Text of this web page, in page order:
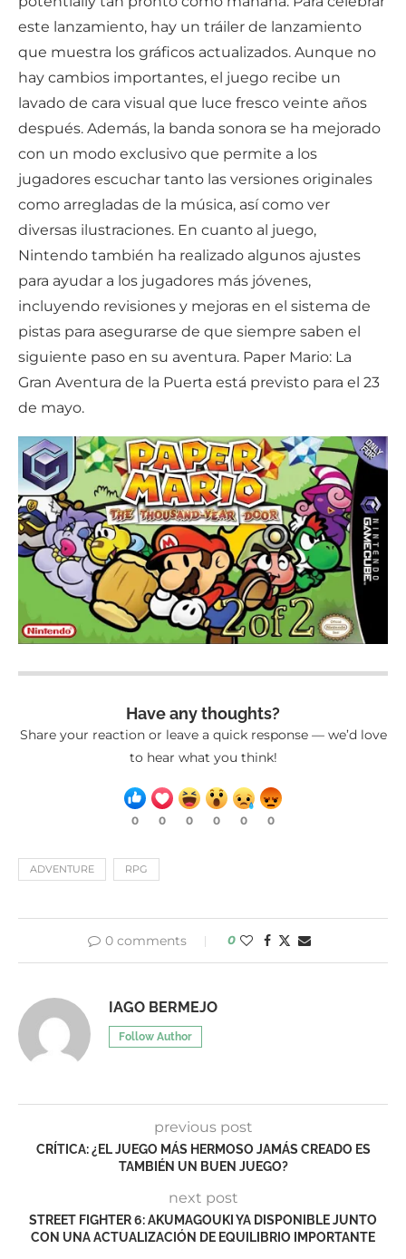
este lanzamiento, hay un tráiler de lanzamiento
que muestra los gráficos actualizados. Aunque no
hay cambios importantes, el juego recibe un
lavado de cara visual que luce fresco veinte años
después. Además, la banda sonora se ha mejorado
con un modo exclusivo que permite a los
jugadores escuchar tanto las versiones originales
como arregladas de la música, así como ver
diversas ilustraciones. En cuanto al juego,
Nintendo también ha realizado algunos ajustes
para ayudar a los jugadores más jóvenes,
incluyendo revisiones y mejoras en el sistema de
pistas para asegurarse de que siempre saben el
siguiente paso en su aventura. Paper Mario: La
Gran Aventura de la Puerta está previsto para el 23
de mayo.
Have any thoughts?
Share your reaction or leave a quick response — we’d love
to hear what you think!
0 0 0 0 0 0
ADVENTURE RPG
0 comments 0
IAGO BERMEJO
Follow Author
previous post
CRÍTICA: ¿EL JUEGO MÁS HERMOSO JAMÁS CREADO ES
TAMBIÉN UN BUEN JUEGO?
next post
STREET FIGHTER 6: AKUMAGOUKI YA DISPONIBLE JUNTO
CON UNA ACTUALIZACIÓN DE EQUILIBRIO IMPORTANTE